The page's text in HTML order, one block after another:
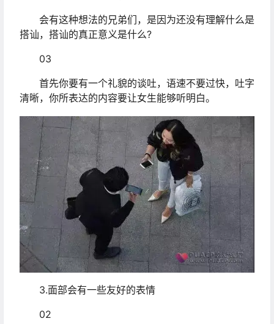
会有这种想法的兄弟们，是因为还没有理解什么是
搭讪，搭讪的真正意义是什么?
03
首先你要有一个礼貌的谈吐，语速不要过快，吐字
清晰，你所表达的内容要让女生能够听明白。
3.面部会有一些友好的表情
02